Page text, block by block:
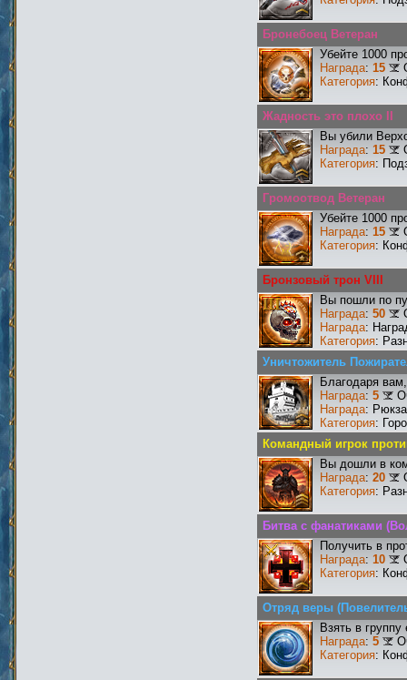
Бронебоец Ветеран
Убейте 1000
Награда: 15
Категория:
Жадность это плохо II
Вы убили
Награда: 15
Категория:
Громоотвод Ветеран
Убейте 1000
Награда: 15
Категория:
Бронзовый трон VIII
Вы пошли по
Награда: 50
Награда:
Категория:
Уничтожитель
Благодаря
Награда: 5
Награда:
Категория:
Командный игрок
Вы дошли в
Награда: 20
Категория:
Битва с фанатиками
Получить в
Награда: 10
Категория:
Отряд веры
Взять в
Награда: 5
Категория: